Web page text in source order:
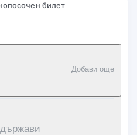
билет
Добави още